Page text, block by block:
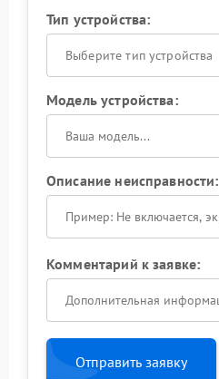
Тип устройства:
Выберите тип устройства
Модель устройства:
Описание неисправности:
Комментарий к заявке:
Отправить заявку